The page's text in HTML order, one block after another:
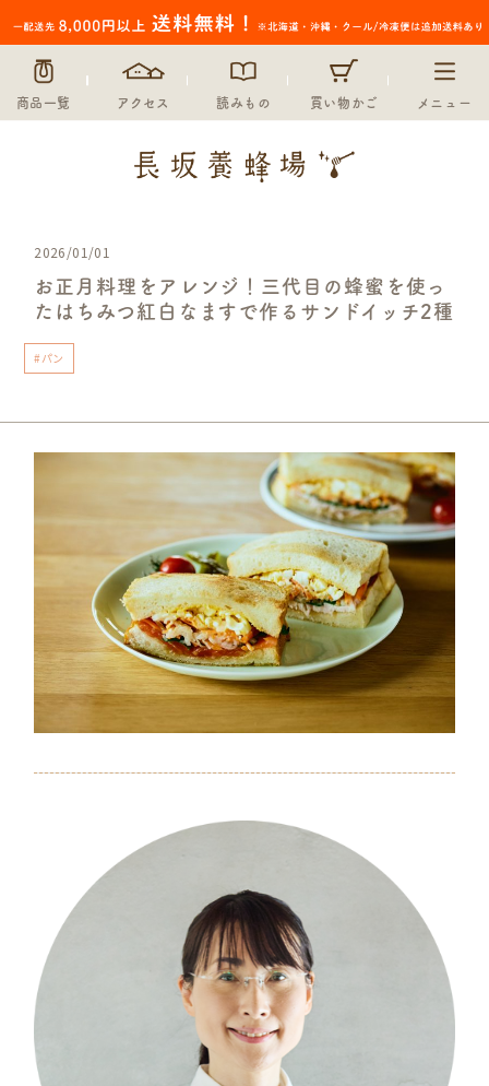
商品一覧 アクセス 読みもの 買い物かご メニュー
2026/01/01
お正月料理をアレンジ！三代目の蜂蜜を使っ
たはちみつ紅白なますで作るサンドイッチ2種
#パン